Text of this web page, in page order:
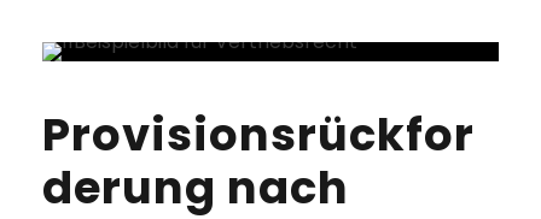
Provisionsrückfor
derung nach